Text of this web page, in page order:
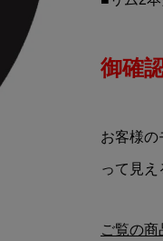
御確
お客様の
って見え
ご覧の商